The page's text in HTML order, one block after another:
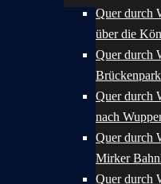
Quer durch
über die
Quer durch
Quer durch
nach
Quer durch
Mirker
Quer durch